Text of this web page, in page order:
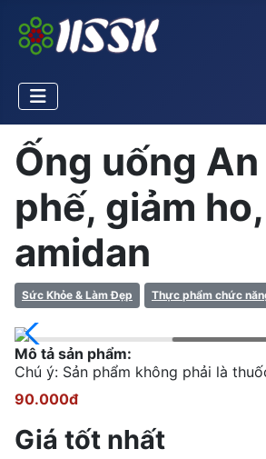
Ống uống
phế, giảm
amidan
Sức Khỏe & Làm Đẹp Thực phẩm chức
Mô tả sản phẩm:
Chú ý: Sản phẩm không phải là
90.000đ
Giá tốt nhất